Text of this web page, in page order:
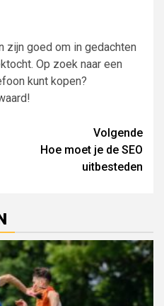
zijn goed om in gedachten
Op zoek naar een
kunt kopen?
Volgende
Hoe moet je de SEO
uitbesteden